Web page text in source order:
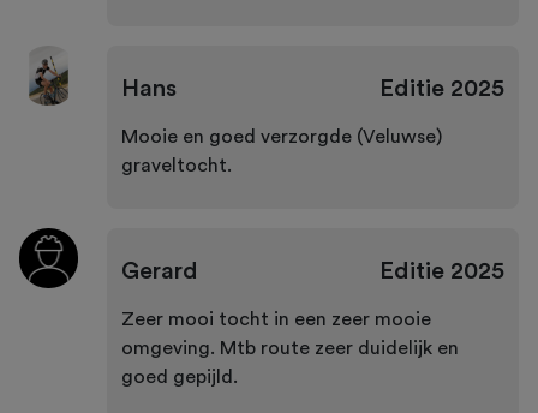
Hans Editie2025
Mooie en goed verzorgde (Veluwse)
graveltocht.
Gerard Editie2025
Zeer mooi tocht in een zeer mooie
omgeving. Mtb route zeer duidelijk en
goed gepijld.